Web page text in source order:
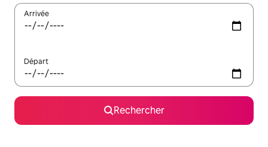
Arrivée
Départ
Rechercher